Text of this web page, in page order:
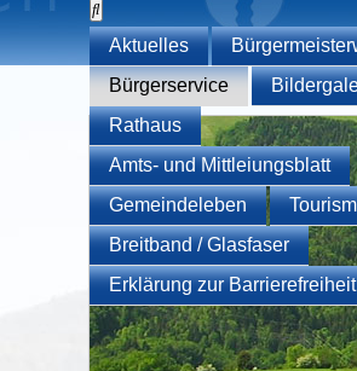
Aktuelles
Bürgerservice
Rathaus
Amts- und Mittleiungsblatt
Gemeindeleben
Breitband / Glasfaser
Erklärung zur Barrierefreiheit